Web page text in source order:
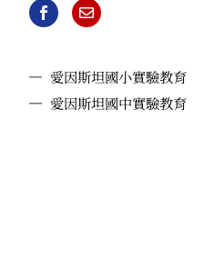
愛因斯坦國小實驗教育
愛因斯坦國中實驗教育